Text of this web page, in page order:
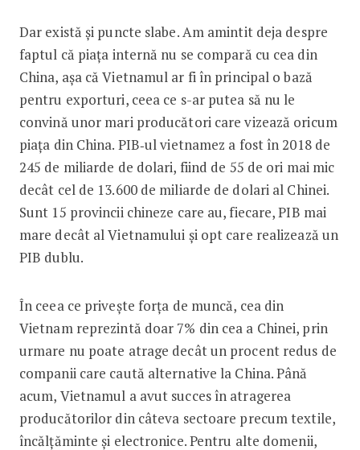
Dar există și puncte slabe. Am amintit deja despre
faptul că piața internă nu se compară cu cea din
China, așa că Vietnamul ar fi în principal o bază
pentru exporturi, ceea ce s-ar putea să nu le
convină unor mari producători care vizează oricum
piața din China. PIB‑ul vietnamez a fost în 2018 de
245 de miliarde de dolari, fiind de 55 de ori mai mic
decât cel de 13.600 de miliarde de dolari al Chinei.
Sunt 15 provincii chineze care au, fiecare, PIB mai
mare decât al Vietnamului și opt care realizează un
PIB dublu.
În ceea ce privește forța de muncă, cea din
Vietnam reprezintă doar 7% din cea a Chinei, prin
urmare nu poate atrage decât un procent redus de
companii care caută alternative la China. Până
acum, Vietnamul a avut succes în atragerea
producătorilor din câteva sectoare precum textile,
încălțăminte și electronice. Pentru alte domenii,